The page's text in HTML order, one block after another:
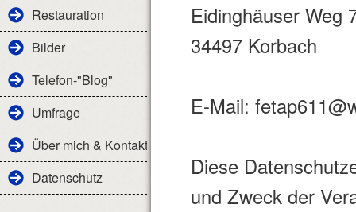
Restauration
Bilder
Telefon-"Blog"
Umfrage
Über mich & Kontakt
Datenschutz
Eidinghäuser Weg
34497 Korbach
E-Mail:
Diese
und Zweck der